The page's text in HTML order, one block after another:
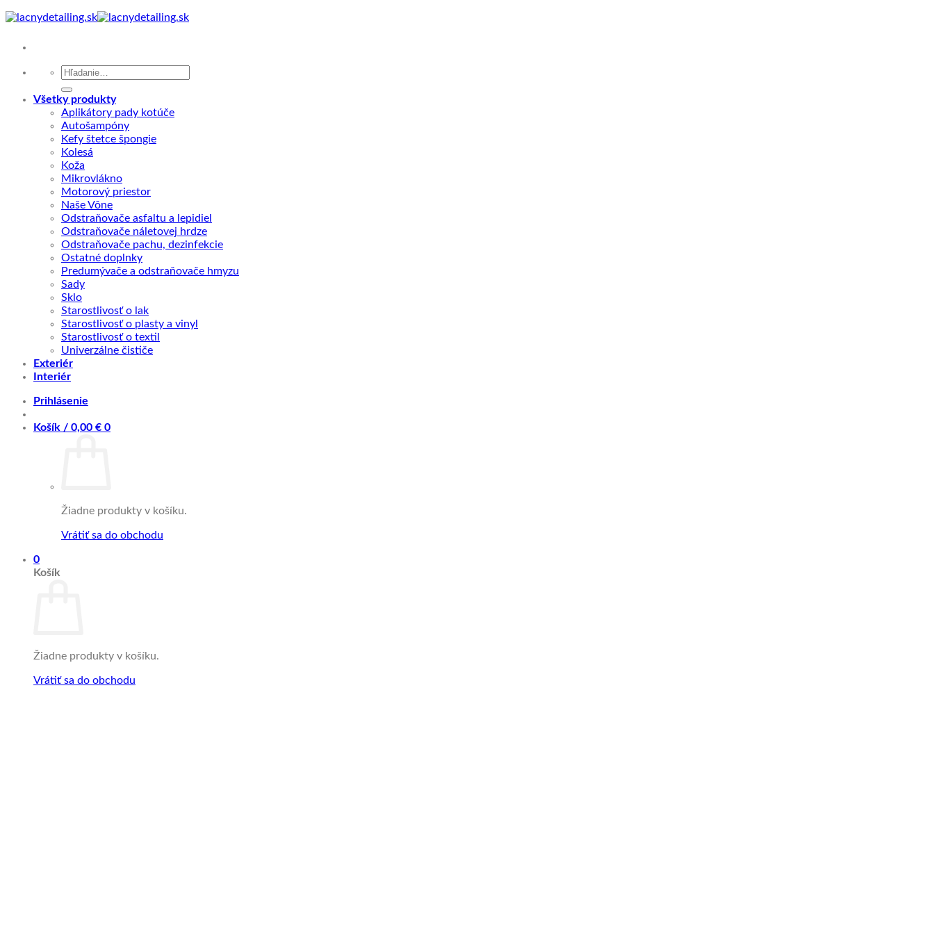
Skip
to
Hľadať:
Všetky produkty
Aplikátory pady kotúče
Autošampóny
Kefy štetce špongie
Kolesá
Koža
Mikrovlákno
Motorový priestor
Naše Vône
Odstraňovače asfaltu a lepidiel
Odstraňovače náletovej hrdze
Odstraňovače pachu, dezinfekcie
Ostatné doplnky
Predumývače a odstraňovače hmyzu
Sady
Sklo
Starostlivosť o lak
Starostlivosť o plasty a vinyl
Starostlivosť o textil
Univerzálne čističe
Exteriér
Interiér
Prihlásenie
Košík / 0,00 € 0
Žiadne produkty v košíku.
Vrátiť sa do obchodu
0
Košík
Žiadne produkty v košíku.
Vrátiť sa do obchodu